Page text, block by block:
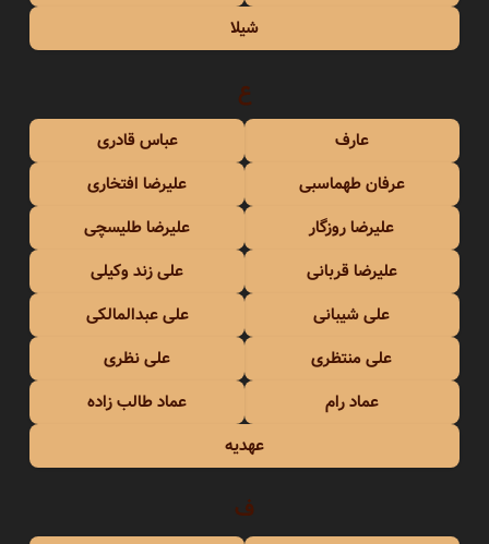
شیلا
ع
عارف
عباس قادری
عرفان طهماسبی
علیرضا افتخاری
علیرضا روزگار
علیرضا طلیسچی
علیرضا قربانی
علی زند وکیلی
علی شیبانی
علی عبدالمالکی
علی منتظری
علی نظری
عماد رام
عماد طالب زاده
عهدیه
ف